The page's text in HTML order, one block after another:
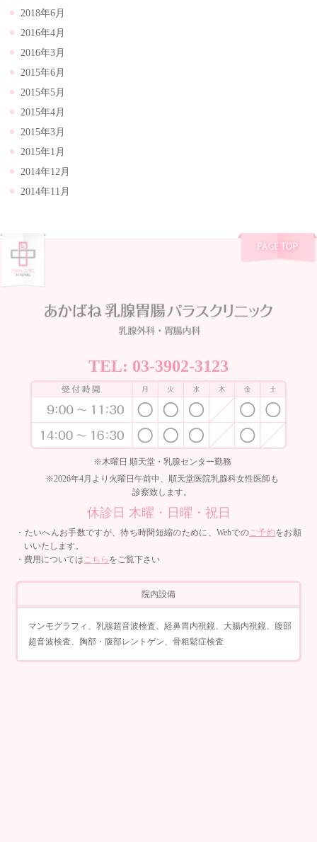
2018年6月
2016年4月
2016年3月
2015年6月
2015年5月
2015年4月
2015年3月
2015年1月
2014年12月
2014年11月
TEL: 03-3902-3123
※木曜日 順天堂・乳腺センター勤務
※2026年4月より火曜日午前中、順天堂医院乳腺科女性医師も
診察致します。
休診日 木曜・日曜・祝日
・たいへんお手数ですが、待ち時間短縮のために、Webでのご予約をお願
いいたします。
・費用についてはこちら をご覧下さい
院内設備
マンモグラフィ、乳腺超音波検査、経鼻胃内視鏡、大腸内視鏡、腹部
超音波検査、胸部・腹部レントゲン、骨粗鬆症検査